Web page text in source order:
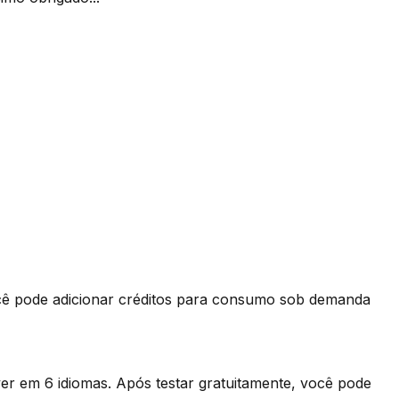
pode adicionar créditos para consumo sob demanda
em 6 idiomas. Após testar gratuitamente, você pode